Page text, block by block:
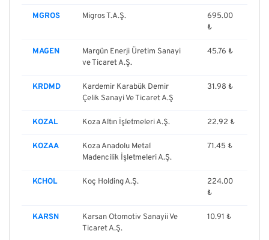
MGROS Migros T.A.Ş.
695.00
₺
MAGEN
Margün Enerji Üretim Sanayi
ve Ticaret A.Ş.
45.76 ₺
KRDMD
Kardemir Karabük Demir
Çelik Sanayi Ve Ticaret A.Ş
31.98 ₺
KOZAL Koza Altın İşletmeleri A.Ş. 22.92 ₺
KOZAA
Koza Anadolu Metal
Madencilik İşletmeleri A.Ş.
71.45 ₺
KCHOL Koç Holding A.Ş.
224.00
₺
KARSN
Karsan Otomotiv Sanayii Ve
Ticaret A.Ş.
10.91 ₺